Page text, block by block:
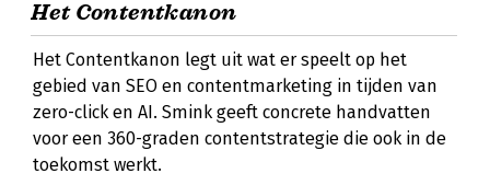
Het Contentkanon
Het Contentkanon legt uit wat er speelt op het
gebied van SEO en contentmarketing in tijden van
zero-click en AI. Smink geeft concrete handvatten
voor een 360-graden contentstrategie die ook in de
toekomst werkt.